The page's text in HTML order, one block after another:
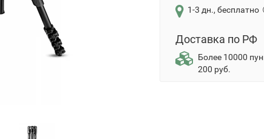
1-3 дн., бесплатно
Доставка по РФ
Более 10000
200 руб.